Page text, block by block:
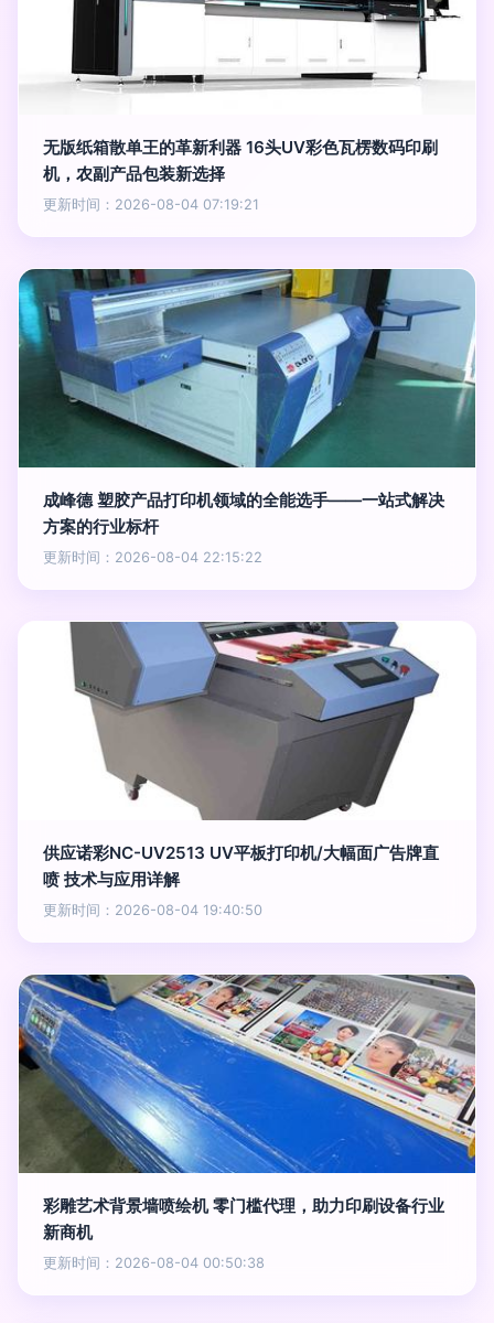
无版纸箱散单王的革新利器 16头UV彩色瓦楞数码印刷
机，农副产品包装新选择
更新时间：2026-08-04 07:19:21
成峰德 塑胶产品打印机领域的全能选手——一站式解决
方案的行业标杆
更新时间：2026-08-04 22:15:22
供应诺彩NC-UV2513 UV平板打印机/大幅面广告牌直
喷 技术与应用详解
更新时间：2026-08-04 19:40:50
彩雕艺术背景墙喷绘机 零门槛代理，助力印刷设备行业
新商机
更新时间：2026-08-04 00:50:38